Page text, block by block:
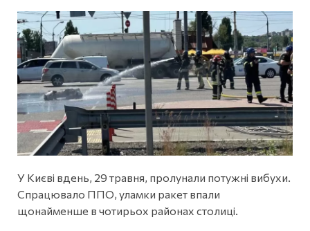
У Києві вдень, 29 травня, пролунали потужні вибухи.
Спрацювало ППО, уламки ракет впали
щонайменше в чотирьох районах столиці.